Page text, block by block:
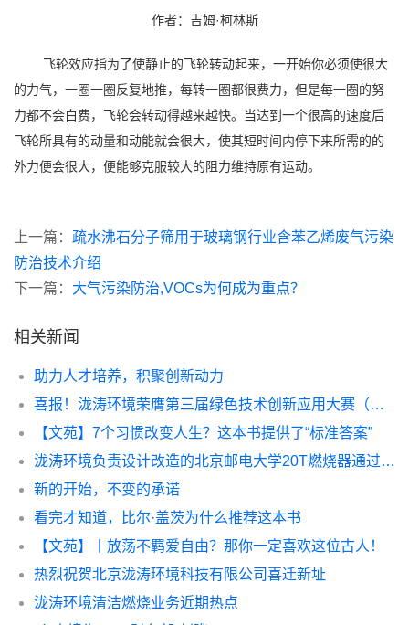
作者：吉姆·柯林斯
飞轮效应指为了使静止的飞轮转动起来，一开始你必须使很大
的力气，一圈一圈反复地推，每转一圈都很费力，但是每一圈的努
力都不会白费，飞轮会转动得越来越快。当达到一个很高的速度后
飞轮所具有的动量和动能就会很大，使其短时间内停下来所需的的
外力便会很大，便能够克服较大的阻力维持原有运动。
上一篇： 疏水沸石分子筛用于玻璃钢行业含苯乙烯废气污染
防治技术介绍
下一篇： 大气污染防治,VOCs为何成为重点？
相关新闻
助力人才培养，积聚创新动力
喜报！泷涛环境荣膺第三届绿色技术创新应用大赛（成都赛区）暨第二届成都市生态环保创新创业大赛一等奖
【文苑】7个习惯改变人生？这本书提供了“标准答案”
泷涛环境负责设计改造的北京邮电大学20T燃烧器通过型检
新的开始，不变的承诺
看完才知道，比尔·盖茨为什么推荐这本书
【文苑】丨放荡不羁爱自由？那你一定喜欢这位古人！
热烈祝贺北京泷涛环境科技有限公司喜迁新址
泷涛环境清洁燃烧业务近期热点